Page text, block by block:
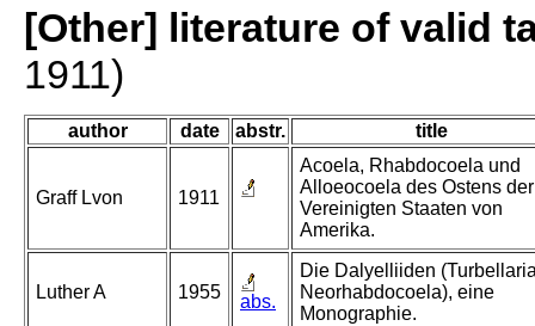
[Other] literature of valid
1911)
author date abstr. title
Graff Lvon 1911
Acoela, Rhabdocoela und
Alloeocoela des Ostens der
Vereinigten Staaten von
Amerika.
Luther A 1955 abs.
Die Dalyelliiden
Neorhabdocoela), eine
Monographie.